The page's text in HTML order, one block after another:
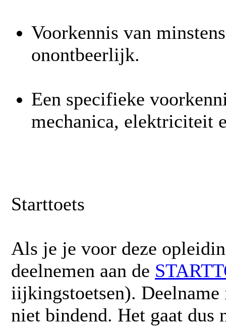
Voorkennis van
onontbeerlijk.
Een specifieke
mechanica, elektriciteit
Starttoets
Als je je voor deze
deelnemen aan de
iijkingstoetsen).
niet bindend. Het gaat dus